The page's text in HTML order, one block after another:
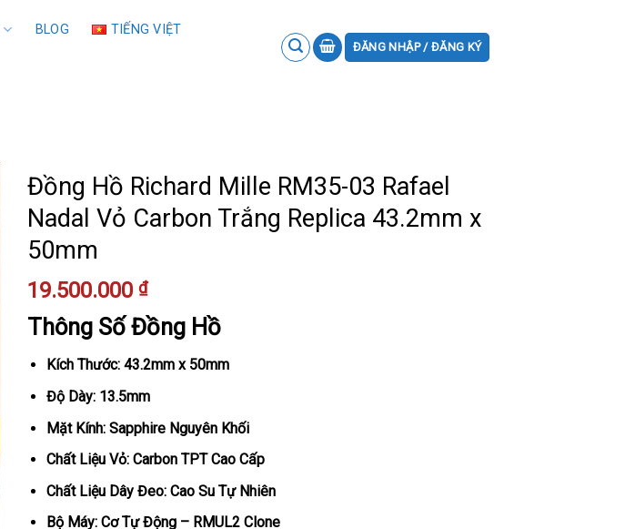
BLOG TIẾNG VIỆT
ĐĂNG NHẬP / ĐĂNG KÝ
Đồng Hồ Richard Mille RM35-03 Rafael
Nadal Vỏ Carbon Trắng Replica 43.2mm x
50mm
19.500.000 ₫
Thông Số Đồng Hồ
Kích Thước: 43.2mm x 50mm
Độ Dày: 13.5mm
Mặt Kính: Sapphire Nguyên Khối
Chất Liệu Vỏ: Carbon TPT Cao Cấp
Chất Liệu Dây Đeo: Cao Su Tự Nhiên
Bộ Máy: Cơ Tự Động – RMUL2 Clone